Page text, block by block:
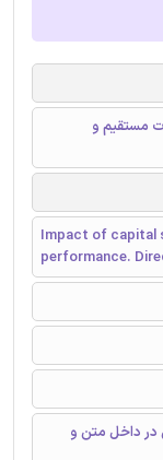
مستقیم و
Impact of capital
performance.
در داخل متن و